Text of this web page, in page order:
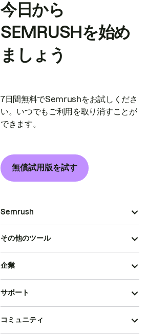
今日から
SEMRUSHを始め
ましょう
7日間無料でSemrushをお試しくださ
い。いつでもご利用を取り消すことが
できます。
無償試用版を試す
Semrush
その他のツール
企業
サポート
コミュニティ